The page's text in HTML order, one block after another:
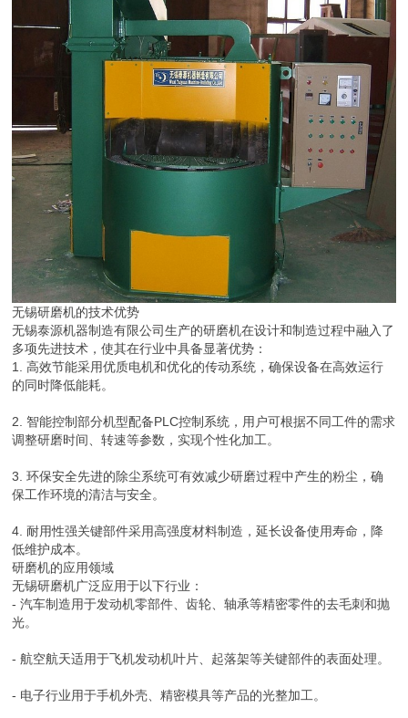
无锡研磨机的技术优势
无锡泰源机器制造有限公司生产的研磨机在设计和制造过程中融入了
多项先进技术，使其在行业中具备显著优势：
1. 高效节能采用优质电机和优化的传动系统，确保设备在高效运行
的同时降低能耗。
2. 智能控制部分机型配备PLC控制系统，用户可根据不同工件的需求
调整研磨时间、转速等参数，实现个性化加工。
3. 环保安全先进的除尘系统可有效减少研磨过程中产生的粉尘，确
保工作环境的清洁与安全。
4. 耐用性强关键部件采用高强度材料制造，延长设备使用寿命，降
低维护成本。
研磨机的应用领域
无锡研磨机广泛应用于以下行业：
- 汽车制造用于发动机零部件、齿轮、轴承等精密零件的去毛刺和抛
光。
- 航空航天适用于飞机发动机叶片、起落架等关键部件的表面处理。
- 电子行业用于手机外壳、精密模具等产品的光整加工。